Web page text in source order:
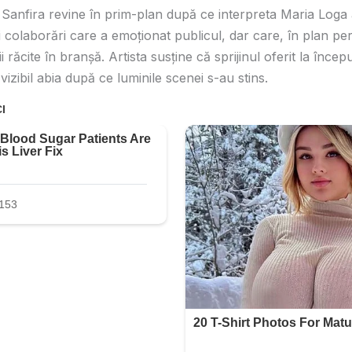
revine în prim-plan după ce interpreta Maria Loga
colaborări care a emoționat publicul, dar care, în plan
răcite în branșă. Artista susține că sprijinul oferit la
abia după ce luminile scenei s-au stins.